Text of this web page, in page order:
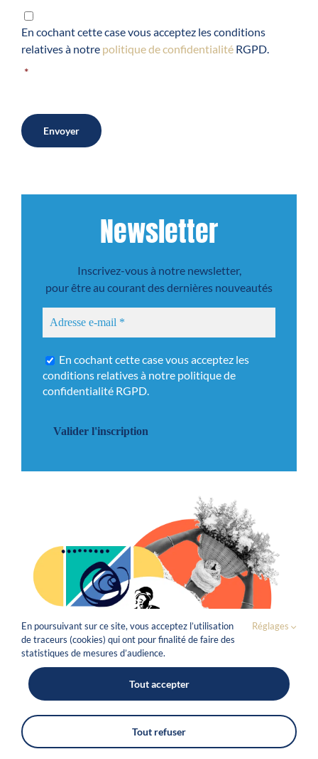
RGPD
En cochant cette case vous acceptez les conditions
relatives à notre politique de confidentialitéRGPD.
*
Envoyer
Newsletter
Inscrivez-vous à notre newsletter,
pour être au courant des dernières nouveautés
En cochant cette case vous acceptez les
conditions relatives à notre politique de
confidentialitéRGPD.
En poursuivant sur ce site, vous acceptez l’utilisation
de traceurs (cookies) qui ont pour finalité de faire des
statistiques de mesures d’audience.
Réglages
Tout accepter
Tout refuser